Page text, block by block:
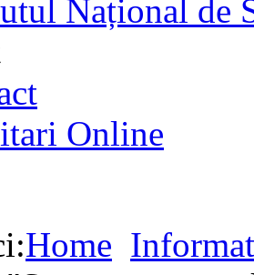
Național de
Online
Home